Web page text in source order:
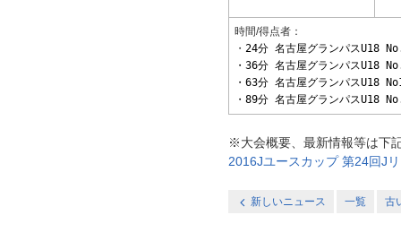
時間/得点者：
・ 24分 名古屋グランパスU18
・36分 名古屋グランパスU18
・63分 名古屋グランパスU18
・89分 名古屋グランパスU18
※大会概要、最新情報等は下
2016Jユースカップ 第24回J
新しいニュース 一覧 古